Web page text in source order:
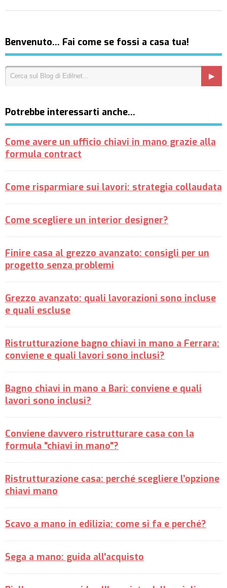
Benvenuto… Fai come se fossi a casa tua!
Potrebbe interessarti anche…
Come avere un ufficio chiavi in mano grazie alla
formula contract
Come risparmiare sui lavori: strategia collaudata
Come scegliere un interior designer?
Finire casa al grezzo avanzato: consigli per un
progetto senza problemi
Grezzo avanzato: quali lavorazioni sono incluse
e quali escluse
Ristrutturazione bagno chiavi in mano a Ferrara:
conviene e quali lavori sono inclusi?
Bagno chiavi in mano a Bari: conviene e quali
lavori sono inclusi?
Conviene davvero ristrutturare casa con la
formula "chiavi in mano"?
Ristrutturazione casa: perché scegliere l’opzione
chiavi mano
Scavo a mano in edilizia: come si fa e perché?
Sega a mano: guida all'acquisto